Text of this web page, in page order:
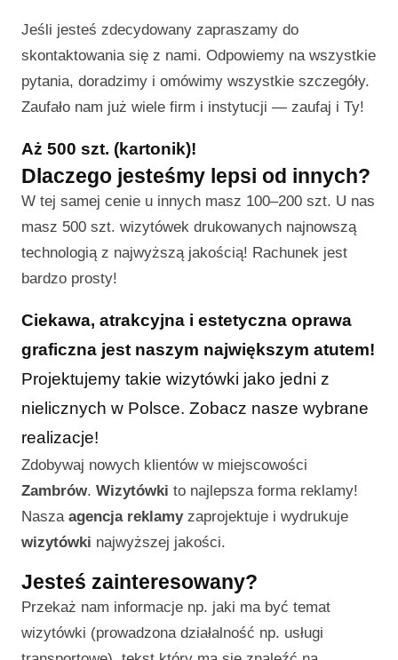
Jeśli jesteś zdecydowany zapraszamy do
skontaktowania się z nami. Odpowiemy na wszystkie
pytania, doradzimy i omówimy wszystkie szczegóły.
Zaufało nam już wiele firm i instytucji — zaufaj i Ty!
Aż 500 szt. (kartonik)!
Dlaczego jesteśmy lepsi od innych?
W tej samej cenie u innych masz 100–200 szt. U nas
masz 500 szt. wizytówek drukowanych najnowszą
technologią z najwyższą jakością! Rachunek jest
bardzo prosty!
Ciekawa, atrakcyjna i estetyczna oprawa
graficzna jest naszym największym atutem!
Projektujemy takie wizytówki jako jedni z
nielicznych w Polsce. Zobacz nasze wybrane
realizacje!
Zdobywaj nowych klientów w miejscowości
Zambrów. Wizytówki to najlepsza forma reklamy!
Nasza agencja reklamyzaprojektuje i wydrukuje
wizytówki najwyższej jakości.
Jesteś zainteresowany?
Przekaż nam informacje np. jaki ma być temat
wizytówki (prowadzona działalność np. usługi